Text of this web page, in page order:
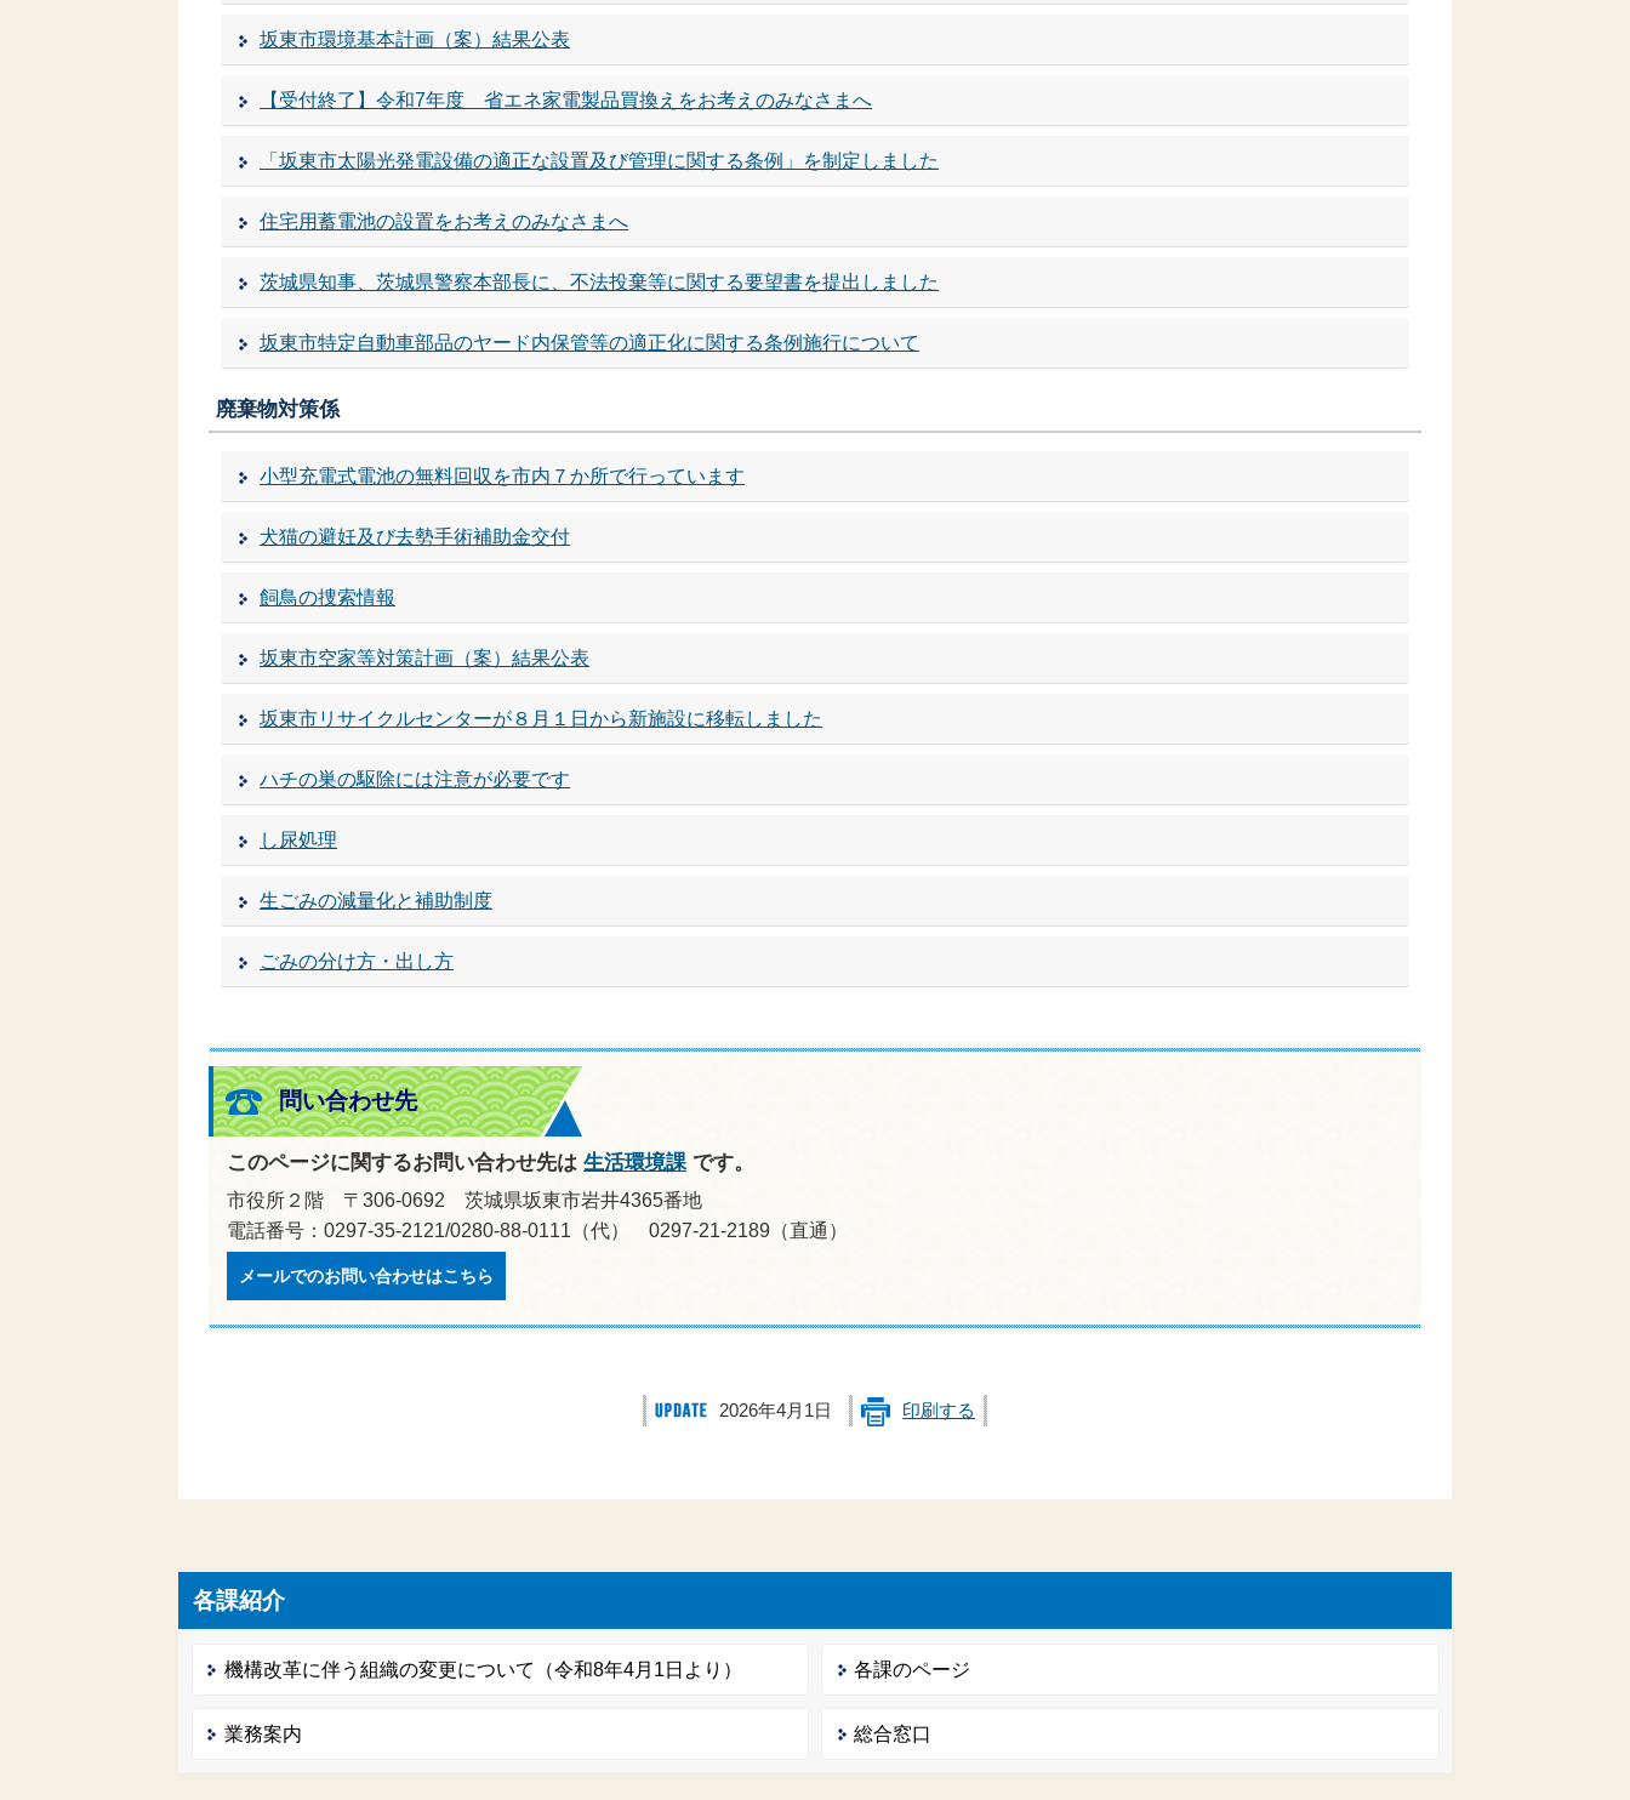
坂東市環境基本計画（案）結果公表
【受付終了】令和7年度 省エネ家電製品買換えをお考えのみなさまへ
「坂東市太陽光発電設備の適正な設置及び管理に関する条例」を制定しました
住宅用蓄電池の設置をお考えのみなさまへ
茨城県知事、茨城県警察本部長に、不法投棄等に関する要望書を提出しました
坂東市特定自動車部品のヤード内保管等の適正化に関する条例施行について
廃棄物対策係
小型充電式電池の無料回収を市内７か所で行っています
犬猫の避妊及び去勢手術補助金交付
飼鳥の捜索情報
坂東市空家等対策計画（案）結果公表
坂東市リサイクルセンターが８月１日から新施設に移転しました
ハチの巣の駆除には注意が必要です
し尿処理
生ごみの減量化と補助制度
ごみの分け方・出し方
問い合わせ先
このページに関するお問い合わせ先は 生活環境課 です。
市役所２階 〒306-0692 茨城県坂東市岩井4365番地
電話番号：0297-35-2121/0280-88-0111（代） 0297-21-2189（直通）
メールでのお問い合わせはこちら
2026年4月1日 印刷する
各課紹介
機構改革に伴う組織の変更について（令和8年4月1日より） 各課のページ
業務案内 総合窓口